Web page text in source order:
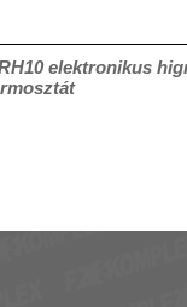
elektronikus